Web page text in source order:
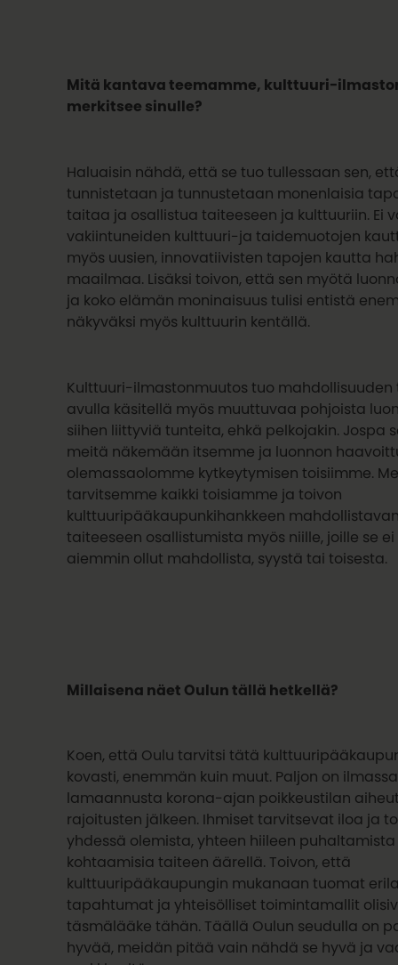
Mitä kantava teemamme, kulttuuri-
merkitsee sinulle?
Haluaisin nähdä, että se tuo tullessaan sen,
tunnistetaan ja tunnustetaan monenlaisia
taitaa ja osallistua taiteeseen ja kulttuuriin. Ei
vakiintuneiden kulttuuri-ja taidemuotojen
myös uusien, innovatiivisten tapojen kautta
maailmaa. Lisäksi toivon, että sen myötä
ja koko elämän moninaisuus tulisi entistä
näkyväksi myös kulttuurin kentällä.
Kulttuuri-ilmastonmuutos tuo mahdollisuuden
avulla käsitellä myös muuttuvaa pohjoista
siihen liittyviä tunteita, ehkä pelkojakin. Jospa
meitä näkemään itsemme ja luonnon
olemassaolomme kytkeytymisen toisiimme.
tarvitsemme kaikki toisiamme ja toivon
kulttuuripääkaupunkihankkeen
taiteeseen osallistumista myös niille, joille se ei
aiemmin ollut mahdollista, syystä tai toisesta.
Millaisena näet Oulun tällä hetkellä?
Koen, että Oulu tarvitsi tätä
kovasti, enemmän kuin muut. Paljon on
lamaannusta korona-ajan poikkeustilan
rajoitusten jälkeen. Ihmiset tarvitsevat iloa ja
yhdessä olemista, yhteen hiileen puhaltamista
kohtaamisia taiteen äärellä. Toivon, että
kulttuuripääkaupungin mukanaan tuomat
tapahtumat ja yhteisölliset toimintamallit
täsmälääke tähän. Täällä Oulun seudulla on
hyvää, meidän pitää vain nähdä se hyvä ja